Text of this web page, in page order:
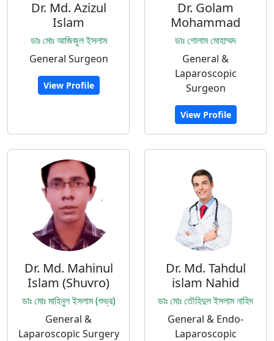
Dr. Md. Azizul
Islam
ডাঃ মোঃ আজিজুল ইসলাম
General Surgeon
View Profile
Dr. Golam
Mohammad
ডাঃ গোলাম মোহাম্মদ
General &
Laparoscopic
Surgeon
View Profile
Dr. Md. Mahinul
Islam (Shuvro)
ডাঃ মোঃ মাহিনুল ইসলাম (শুভ্র)
General &
Laparoscopic Surgery
Dr. Md. Tahdul
islam Nahid
ডাঃ মোঃ তৌহিদুল ইসলাম নাহিদ
General & Endo-
Laparoscopic